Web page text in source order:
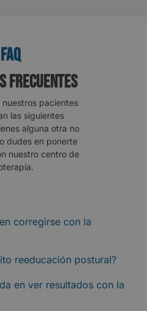
FAQ
frecuentes
pacientes
las siguientes
alguna otra no
dudes en ponerte
nuestro centro de
corregirse con la
reeducación postural?
en ver resultados con la